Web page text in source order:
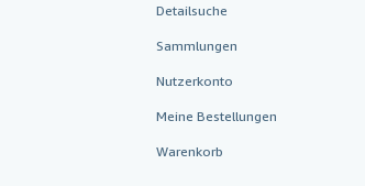
Detailsuche
Sammlungen
Nutzerkonto
Meine Bestellungen
Warenkorb